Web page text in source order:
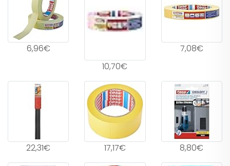
6,96€
10,70€
7,08€
22,31€ 17,17€ 8,80€